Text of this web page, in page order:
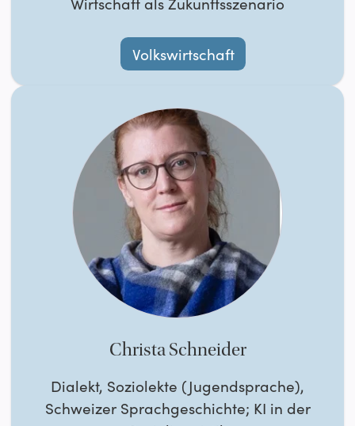
Volkswirtschaft
Christa Schneider
Dialekt, Soziolekte (Jugendsprache),
Schweizer Sprachgeschichte; KI in der